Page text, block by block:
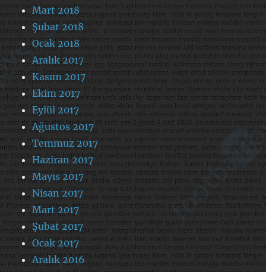
Mart 2018
Şubat 2018
Ocak 2018
Aralık 2017
Kasım 2017
Ekim 2017
Eylül 2017
Ağustos 2017
Temmuz 2017
Haziran 2017
Mayıs 2017
Nisan 2017
Mart 2017
Şubat 2017
Ocak 2017
Aralık 2016